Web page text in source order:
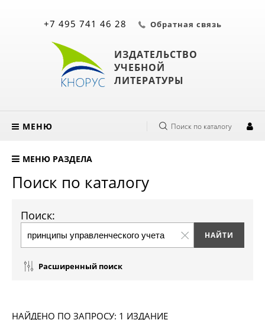
ИЗДАТЕЛЬСТВО
УЧЕБНОЙ
ЛИТЕРАТУРЫ
+7 495 741 46 28 Обратная связь
МЕНЮ Поиск по каталогу
МЕНЮ РАЗДЕЛА
Поиск по каталогу
Поиск:
Расширенный поиск
НАЙДЕНО ПО ЗАПРОСУ: 1 ИЗДАНИЕ